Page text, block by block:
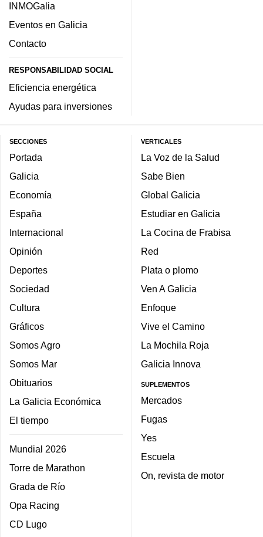
INMOGalia
Eventos en Galicia
Contacto
RESPONSABILIDAD SOCIAL
Eficiencia energética
Ayudas para inversiones
SECCIONES
Portada
Galicia
Economía
España
Internacional
Opinión
Deportes
Sociedad
Cultura
Gráficos
Somos Agro
Somos Mar
Obituarios
La Galicia Económica
El tiempo
Mundial 2026
Torre de Marathon
Grada de Río
Opa Racing
CD Lugo
VERTICALES
La Voz de la Salud
Sabe Bien
Global Galicia
Estudiar en Galicia
La Cocina de Frabisa
Red
Plata o plomo
Ven A Galicia
Enfoque
Vive el Camino
La Mochila Roja
Galicia Innova
SUPLEMENTOS
Mercados
Fugas
Yes
Escuela
On, revista de motor